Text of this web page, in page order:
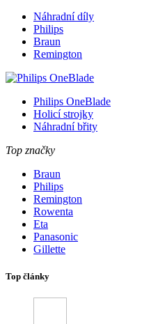
Náhradní díly
Philips
Braun
Remington
Philips OneBlade
Holicí strojky
Náhradní břity
Top značky
Braun
Philips
Remington
Rowenta
Eta
Panasonic
Gillette
Top články